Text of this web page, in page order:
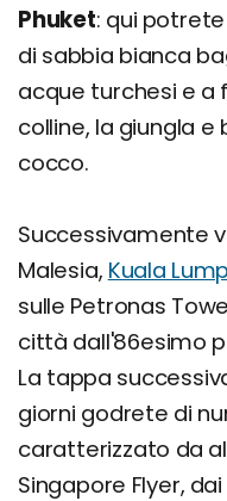
Phuket: qui
di sabbia bianca
acque turchesi e a
colline, la giungla
cocco.
Successivamente
Malesia, Kuala
sulle Petronas
città dall'86esimo
La tappa
giorni godrete di
caratterizzato da
Singapore Flyer,